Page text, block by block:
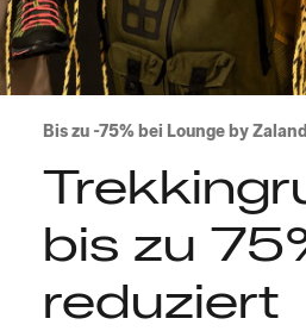
Bis zu -75% bei Lounge by
bis zu
reduziert